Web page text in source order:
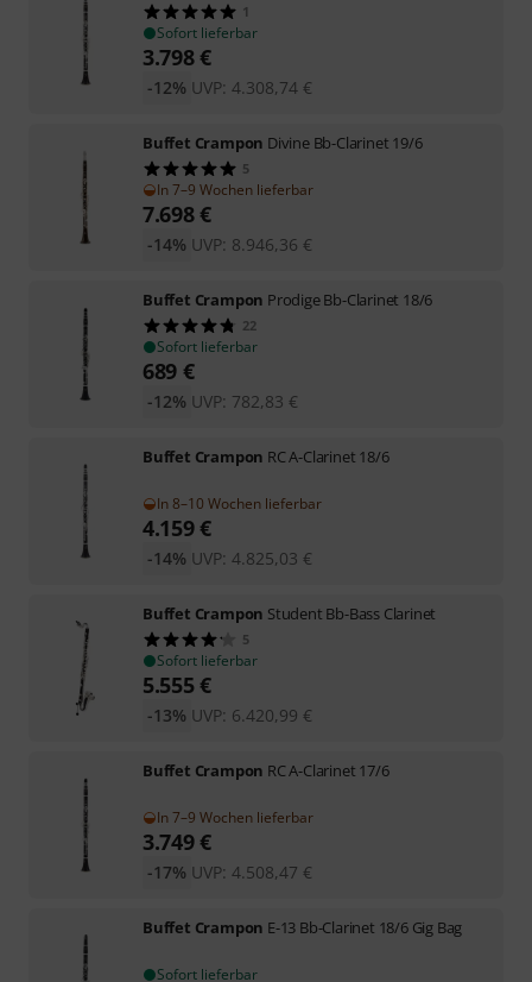
1
Sofort lieferbar
3.798€
UVP: 4.308,74 €
-12%
Buffet Crampon Divine Bb-Clarinet 19/6
5
In 7–9 Wochen lieferbar
7.698€
UVP: 8.946,36 €
-14%
Buffet Crampon Prodige Bb-Clarinet 18/6
22
Sofort lieferbar
689 €
UVP: 782,83 €
-12%
Buffet Crampon RC A-Clarinet 18/6
In 8–10 Wochen lieferbar
4.159€
UVP: 4.825,03 €
-14%
Buffet Crampon Student Bb-Bass Clarinet
5
Sofort lieferbar
5.555€
UVP: 6.420,99 €
-13%
Buffet Crampon RC A-Clarinet 17/6
In 7–9 Wochen lieferbar
3.749€
UVP: 4.508,47 €
-17%
Buffet Crampon E-13 Bb-Clarinet 18/6 Gig Bag
Sofort lieferbar